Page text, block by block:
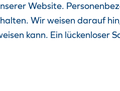
Website.
Wir weisen darauf
kann. Ein lückenloser